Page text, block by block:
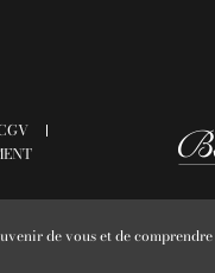
de vous et de